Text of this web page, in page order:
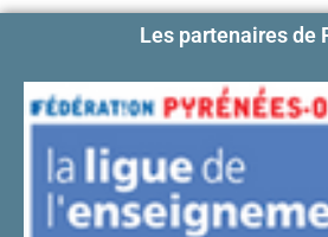
Les partenaires de